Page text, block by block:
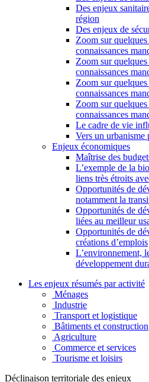
Des enjeux
région
Des enjeux de
Zoom sur
connaissances
Zoom sur
connaissances
Zoom sur
connaissances
Zoom sur
connaissances
Le cadre de vie
Vers un urbanisme
Enjeux économiques
Maîtrise des
L’exemple de la
liens très étroits
Opportunités de
notamment la
Opportunités de
liées au meilleur
Opportunités de
créations d’emplois
L’environnement,
développement
Les enjeux résumés par activité
Ménages
Industrie
Transport et logistique
Bâtiments et construction
Agriculture
Commerce et services
Tourisme et loisirs
Déclinaison territoriale des enjeux